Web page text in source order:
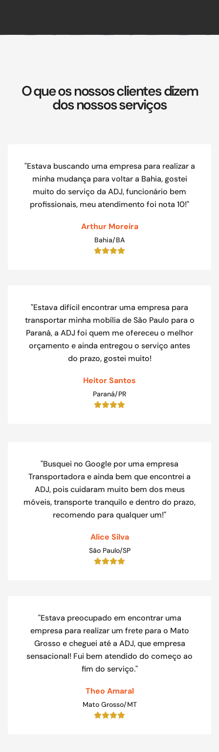
O que os nossos clientes dizem
dos nossos serviços
"Estava buscando uma empresa para realizar a
minha mudança para voltar a Bahia, gostei
muito do serviço da ADJ, funcionário bem
profissionais, meu atendimento foi nota 10!"
Arthur Moreira
Bahia/BA
"Estava difícil encontrar uma empresa para
transportar minha mobília de São Paulo para o
Paraná, a ADJ foi quem me ofereceu o melhor
orçamento e ainda entregou o serviço antes
do prazo, gostei muito!
Heitor Santos
Paraná/PR
"Busquei no Google por uma empresa
Transportadora e ainda bem que encontrei a
ADJ, pois cuidaram muito bem dos meus
móveis, transporte tranquilo e dentro do prazo,
recomendo para qualquer um!"
Alice Silva
São Paulo/SP
"Estava preocupado em encontrar uma
empresa para realizar um frete para o Mato
Grosso e cheguei até a ADJ, que empresa
sensacional! Fui bem atendido do começo ao
fim do serviço."
Theo Amaral
Mato Grosso/MT